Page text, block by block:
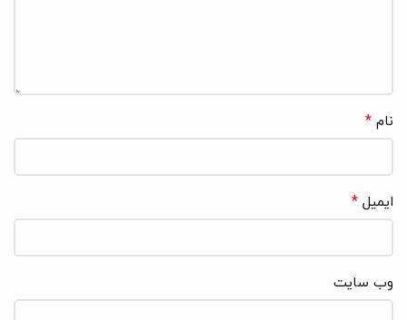
نام*
ایمیل*
وب‌ سایت